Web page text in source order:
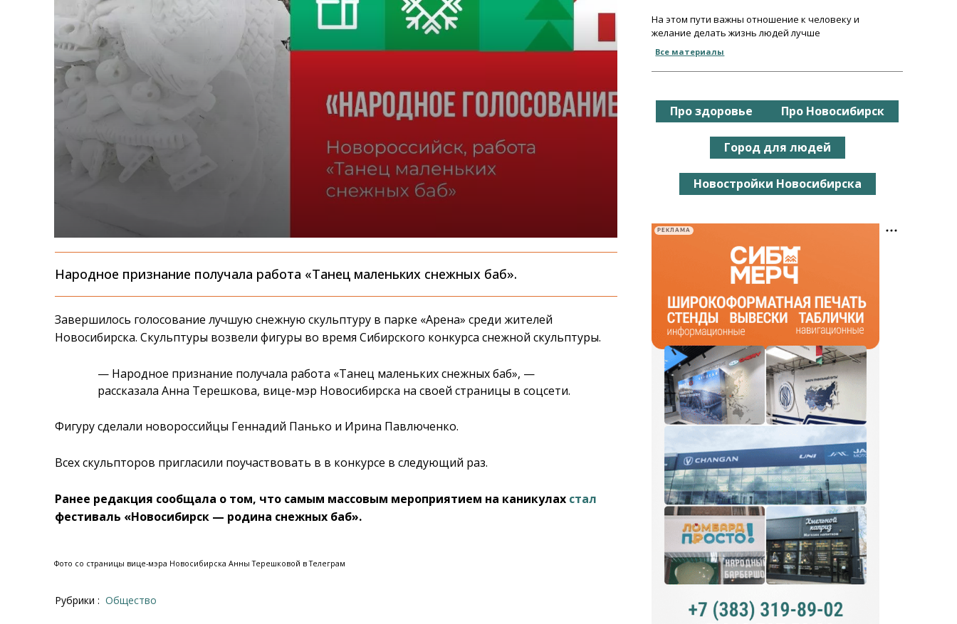
Народное признание получала работа «Танец маленьких снежных баб».
Завершилось голосование лучшую снежную скульптуру в парке «Арена» среди жителей
Новосибирска. Скульптуры возвели фигуры во время Сибирского конкурса снежной скульптуры.
— Народное признание получала работа «Танец маленьких снежных баб», —
рассказала Анна Терешкова, вице-мэр Новосибирска на своей страницы в соцсети.
Фигуру сделали новороссийцы Геннадий Панько и Ирина Павлюченко.
Всех скульпторов пригласили поучаствовать в в конкурсе в следующий раз.
Ранее редакция сообщала о том, что самым массовым мероприятием на каникулах стал
фестиваль «Новосибирск — родина снежных баб».
Фото со страницы вице-мэра Новосибирска Анны Терешковой в Телеграм
Рубрики : Общество
На этом пути важны отношение к человеку и
желание делать жизнь людей лучше
Все материалы
Про здоровье Про Новосибирск
Город для людей
Новостройки Новосибирска
РЕКЛАМА